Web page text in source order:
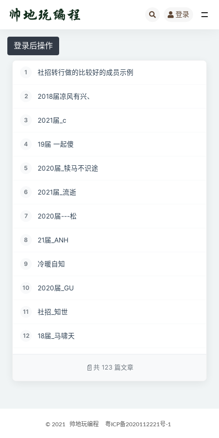
登录
登录后操作
1 社招转行做的比较好的成员示例
2 2018届凉风有兴、
3 2021届_c
4 19届 一起傻
5 2020届_犊马不识途
6 2021届_流逝
7 2020届---松
8 21届_ANH
9 冷暖自知
10 2020届_GU
11 社招_知世
12 18届_马啸天
共 123 篇文章
© 2021 帅地玩编程 粤ICP备2020112221号-1